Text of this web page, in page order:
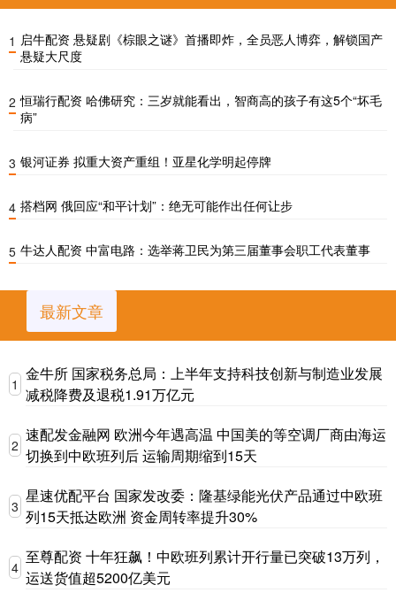
1 启牛配资 悬疑剧《棕眼之谜》首播即炸，全员恶人博弈，解锁国产
悬疑大尺度
2 恒瑞行配资 哈佛研究：三岁就能看出，智商高的孩子有这5个“坏毛
病”
3 银河证券 拟重大资产重组！亚星化学明起停牌
4 搭档网 俄回应“和平计划”：绝无可能作出任何让步
5 牛达人配资 中富电路：选举蒋卫民为第三届董事会职工代表董事
最新文章
1
金牛所 国家税务总局：上半年支持科技创新与制造业发展
减税降费及退税1.91万亿元
2
速配发金融网 欧洲今年遇高温 中国美的等空调厂商由海运
切换到中欧班列后 运输周期缩到15天
3
星速优配平台 国家发改委：隆基绿能光伏产品通过中欧班
列15天抵达欧洲 资金周转率提升30%
4
至尊配资 十年狂飙！中欧班列累计开行量已突破13万列，
运送货值超5200亿美元